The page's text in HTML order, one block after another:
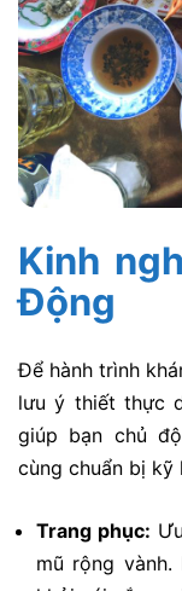
Kinh
Động
Để hành trình
lưu ý thiết thực
giúp bạn chủ
cùng chuẩn bị kỹ
Trang phục:
mũ rộng